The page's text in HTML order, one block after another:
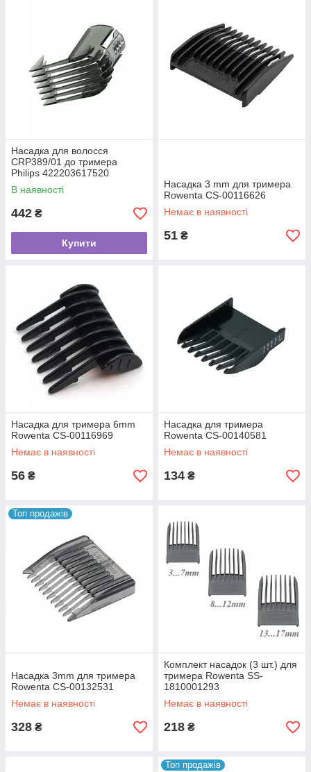
Насадка для волосся
CRP389/01 до тримера
Philips 422203617520
В наявності
442 ₴
Купити
Насадка 3 mm для тримера
Rowenta CS-00116626
Немає в наявності
51 ₴
Насадка для тримера 6mm
Rowenta CS-00116969
Немає в наявності
56 ₴
Насадка для тримера
Rowenta CS-00140581
Немає в наявності
134 ₴
Топ продажів
Насадка 3mm для тримера
Rowenta CS-00132531
Немає в наявності
328 ₴
Комплект насадок (3 шт.) для
тримера Rowenta SS-
1810001293
Немає в наявності
218 ₴
Топ продажів